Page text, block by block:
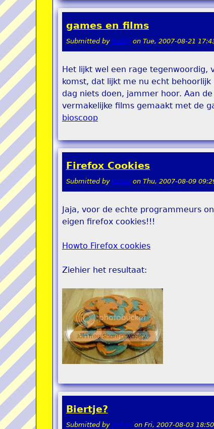
games en films
Submitted by teddy on Tue, 2007-08-21
Het lijkt wel een rage tegenwoordig,
komst, dat lijkt me nu echt
dag niets doen, jammer hoor. Aan
vermakelijke films gemaakt met de
bioscoop
Firefox Cookies
Submitted by rippie on Thu, 2007-08-09
Jaja, voor de echte programmeurs
eigen firefox cookies!!!
Howto Firefox cookies
Ziehier het resultaat:
Biertje?
Submitted by pokon on Fri, 2007-08-03 18:50